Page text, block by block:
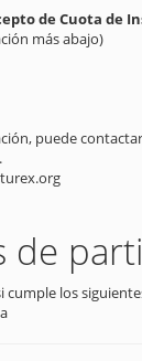
de Cuota de
más abajo)
puede
de
cumple los